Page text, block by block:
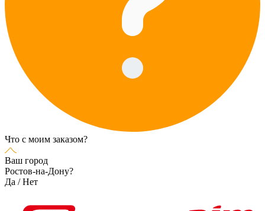
Что с моим заказом?
Ваш город
Ростов-на-Дону?
Да /Нет